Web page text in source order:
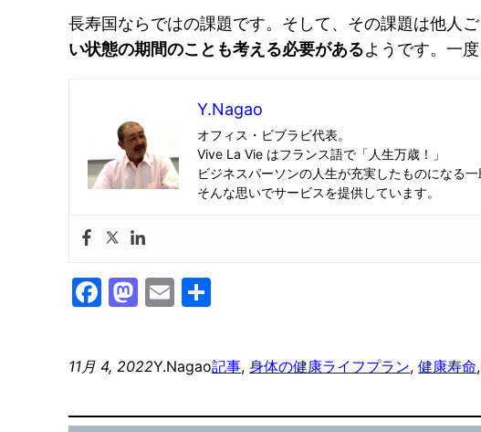
長寿国ならではの課題です。そして、その課題は他人
い状態の期間のことも考える必要があるようです。一
Y.Nagao
オフィス・ビブラビ代表。
Vive La Vie はフランス語で「人生万歳！」
ビジネスパーソンの人生が充実したものになる一
そんな思いでサービスを提供しています。
Facebook
Mastodon
Email
11月 4, 2022Y.Nagao記事, 身体の健康ライフプラン, 健康寿命